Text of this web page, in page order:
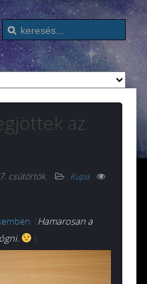
az
csütörtök.
Kupa
: (Hamarosan a
)